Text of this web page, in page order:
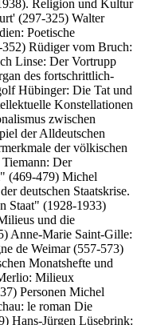
Religion und Kultur
(297-325) Walter
Poetische
Rüdiger vom Bruch:
Linse: Der Vortrupp
des fortschrittlich-
Hübinger: Die Tat und
Konstellationen
zwischen
der Alldeutschen
der völkischen
Der
(469-479) Michel
deutschen Staatskrise.
Staat" (1928-1933)
und die
Anne-Marie Saint-Gille:
de Weimar (557-573)
Monatshefte und
Milieux
Personen Michel
le roman Die
Hans-Jürgen Lüsebrink: